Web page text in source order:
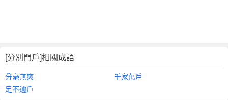
[分別門戶]相關成語
分毫無爽
千家萬戶
足不逾戶